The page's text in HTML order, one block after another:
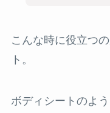
こんな時に役立つ
ト。
ボディシートのよ